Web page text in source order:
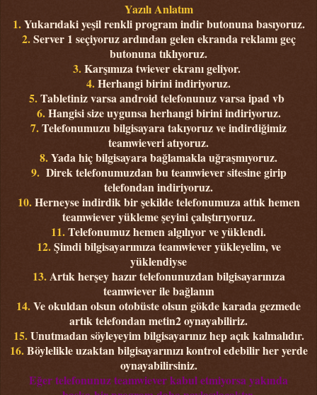
Yazılı Anlatım
1.Yukarıdaki yeşil renkli program indir butonuna basıyoruz.
2.Server 1 seçiyoruz ardından gelen ekranda reklamı geç
butonuna tıklıyoruz.
3.Karşımıza twiever ekranı geliyor.
4.Herhangi birini indiriyoruz.
5.Tabletiniz varsa android telefonunuz varsa ipad vb
6.Hangisi size uygunsa herhangi birini indiriyoruz.
7.Telefonumuzu bilgisayara takıyoruz ve indirdiğimiz
teamwieveri atıyoruz.
8.Yada hiç bilgisayara bağlamakla uğraşmıyoruz.
9. Direk telefonumuzdan bu teamwiever sitesine girip
telefondan indiriyoruz.
10.Herneyse indirdik bir şekilde telefonumuza attık hemen
teamwiever yükleme şeyini çalıştırıyoruz.
11.Telefonumuz hemen algılıyor ve yüklendi.
12.Şimdi bilgisayarımıza teamwiever yükleyelim, ve
yüklendiyse
13.Artık herşey hazır telefonunuzdan bilgisayarınıza
teamwiever ile bağlanın
14.Ve okuldan olsun otobüste olsun gökde karada gezmede
artık telefondan metin2 oynayabiliriz.
15.Unutmadan söyleyeyim bilgisayarınız hep açık kalmalıdır.
16.Böylelikle uzaktan bilgisayarınızı kontrol edebilir her yerde
oynayabilirsiniz.
Eğer telefonunuz teamwiever kabul etmiyorsa yakında